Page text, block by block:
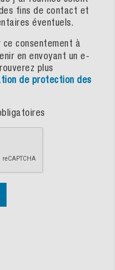
fins de contact et
éventuels.
ce consentement à
en envoyant un e-
plus
de protection des